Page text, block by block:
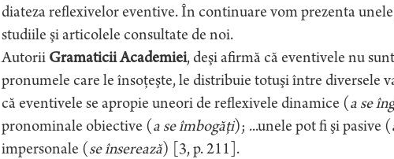
diateza reflexivelor eventive. În continuare vom prezenta
studiile şi articolele consultate de noi.
Autorii Gramaticii Academiei, deşi afirmă că eventivele nu
pronumele care le însoţeşte, le distribuie totuşi între diversele
că eventivele se apropie uneori de reflexivele dinamice (a se
pronominale obiective (a se îmbogăţi); ...unele pot fi şi pasive (
impersonale (se înserează) [3, p. 211].